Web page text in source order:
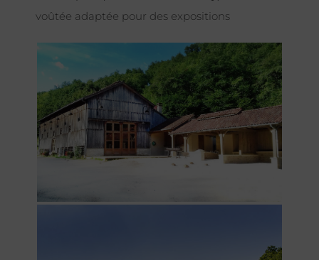
voûtée adaptée pour des expositions